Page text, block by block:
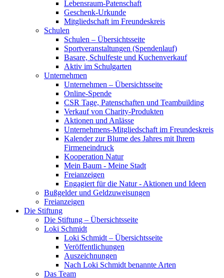
Lebensraum-Patenschaft
Geschenk-Urkunde
Mitgliedschaft im Freundeskreis
Schulen
Schulen – Übersichtsseite
Sportveranstaltungen (Spendenlauf)
Basare, Schulfeste und Kuchenverkauf
Aktiv im Schulgarten
Unternehmen
Unternehmen – Übersichtsseite
Online-Spende
CSR Tage, Patenschaften und Teambuilding
Verkauf von Charity-Produkten
Aktionen und Anlässe
Unternehmens-Mitgliedschaft im Freundeskreis
Kalender zur Blume des Jahres mit Ihrem
Firmeneindruck
Kooperation Natur
Mein Baum - Meine Stadt
Freianzeigen
Engagiert für die Natur - Aktionen und Ideen
Bußgelder und Geldzuweisungen
Freianzeigen
Die Stiftung
Die Stiftung – Übersichtsseite
Loki Schmidt
Loki Schmidt – Übersichtsseite
Veröffentlichungen
Auszeichnungen
Nach Loki Schmidt benannte Arten
Das Team